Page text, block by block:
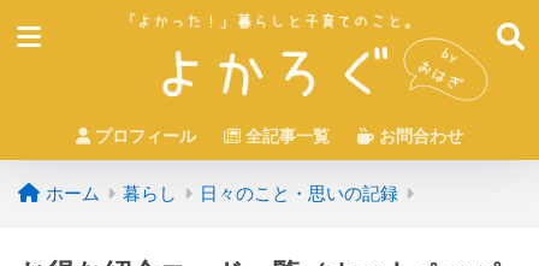
プロフィール 全記事一覧 お問合わせ
ホーム 暮らし 日々のこと・思いの記録